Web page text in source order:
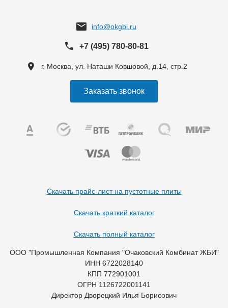
info@okgbi.ru
+7 (495) 780-80-81
г. Москва, ул. Наташи Ковшовой, д.14, стр.2
Заказать звонок
Скачать прайс-лист на пустотные плиты
Скачать краткий каталог
Скачать полный каталог
ООО "Промышленная Компания "Очаковский Комбинат ЖБИ"
ИНН 6722028140
КПП 772901001
ОГРН 1126722001141
Директор Дворецкий Илья Борисович